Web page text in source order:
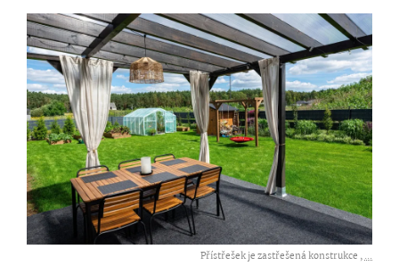
Přístřešek je zastřešená konstrukce ,...